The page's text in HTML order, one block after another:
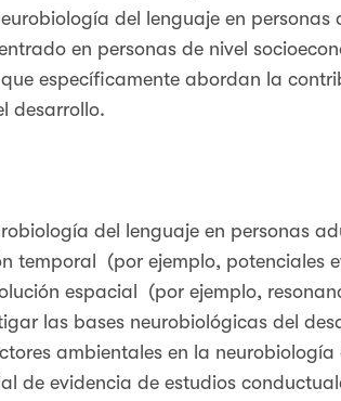
del lenguaje en
en personas de nivel
específicamente abordan la
desarrollo.
del lenguaje en personas
temporal (por ejemplo, potenciales
espacial (por ejemplo,
las bases neurobiológicas del
ambientales en la
de evidencia de estudios